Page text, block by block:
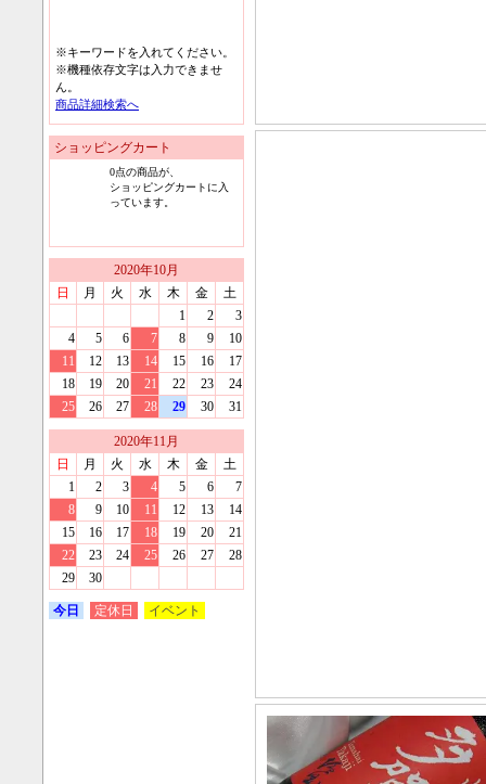
※キーワードを入れてください。
※機種依存文字は入力できませ
ん。
商品詳細検索へ
ショッピングカート
0点の商品が、
ショッピングカートに入
っています。
2020年10月
日
月 火 水 木 金
土
1
2
3
4
5 6 7 8 9
10
11
12 13 14 15 16
17
18
19 20 21 22 23
24
25
26 27 28 29 30 31
2020年11 月
日
月 火 水 木 金
土
1
2 3 4 5 6
7
8
9 10 11 12 13
14
15
16 17 18 19 20
21
22
23 24 25 26 27
28
29
30
今日 定休日 イベント